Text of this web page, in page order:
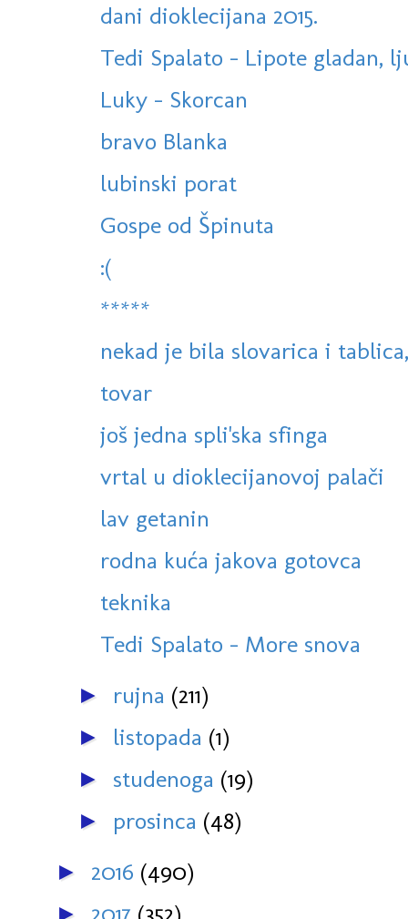
dani dioklecijana 2015.
Tedi Spalato - Lipote gladan,
Luky - Skorcan
bravo Blanka
lubinski porat
Gospe od Špinuta
:(
*****
nekad je bila slovarica i
tovar
još jedna spli'ska sfinga
vrtal u dioklecijanovoj palači
lav getanin
rodna kuća jakova gotovca
teknika
Tedi Spalato - More snova
► rujna (211)
► listopada (1)
► studenoga (19)
► prosinca (48)
► 2016 (490)